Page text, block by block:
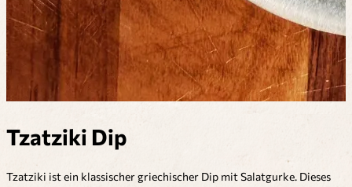
Tzatziki Dip
Tzatziki ist ein klassischer griechischer Dip mit Salatgurke. Dieses